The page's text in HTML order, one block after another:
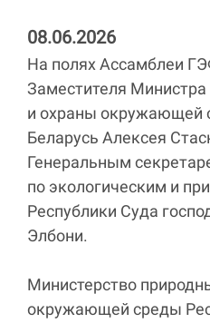
08.06.2026
На полях Ассамблеи
Заместителя
и охраны окружающей
Беларусь Алексея
Генеральным
по экологическим и
Республики Суда
Элбони.
Министерство
окружающей среды